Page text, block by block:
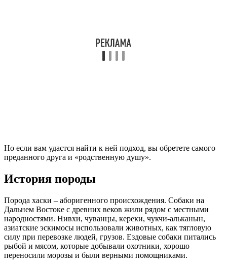
Но если вам удастся найти к ней подход, вы обретете самого
преданного друга и «родственную душу».
История породы
Порода хаски – аборигенного происхождения. Собаки на
Дальнем Востоке с древних веков жили рядом с местными
народностями. Нивхи, чуванцы, кереки, чукчи-альканын,
азиатские эскимосы использовали животных, как тягловую
силу при перевозке людей, грузов. Ездовые собаки питались
рыбой и мясом, которые добывали охотники, хорошо
переносили морозы и были верными помощниками.